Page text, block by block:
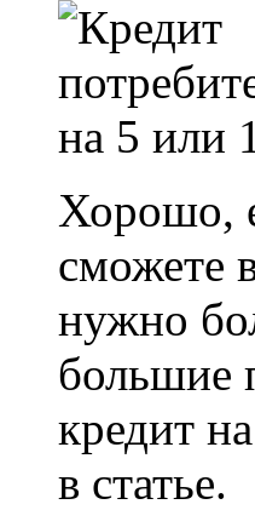
Хорошо,
сможете
нужно
большие
кредит
в статье.